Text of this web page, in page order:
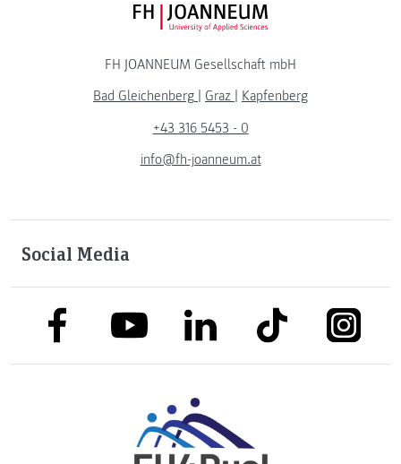
FH JOANNEUM Logo
FH JOANNEUM Gesellschaft mbH
Bad Gleichenberg
Graz
Kapfenberg
+43 316 5453 - 0
info@fh-joanneum.at
Social Media
link to facebooklink to youtubelink to linkedinlink to tiktok